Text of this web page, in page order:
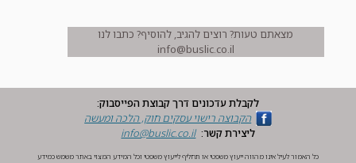
מצאתם טעות? רוצים להגיב, להוסיף? כתבו לנו
info@buslic.co.il
לקבלת עדכונים דרך קבוצת הפייסבוק:
הקבוצה ‏רישוי עסקים חוק, הלכה ומעשה‏
ליצירת קשר: info@buslic.co.il
כל האמור לעיל אינו מהווה ייעוץ משפטי או תחליף לייעוץ משפטי וכל המידע המצוי באתר משמש כמידע